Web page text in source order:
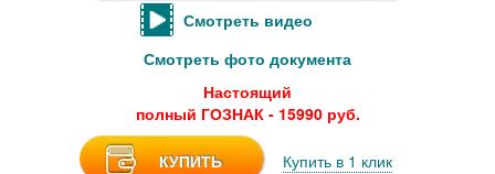
Смотреть видео
Смотреть фото документа
Настоящий
полный ГОЗНАК - 15990 руб.
КУПИТЬ Купить в 1 клик